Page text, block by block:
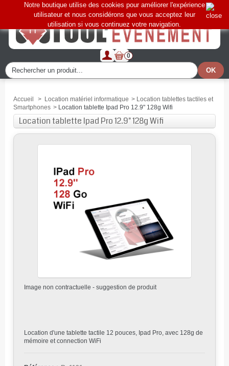
0
Notre boutique utilise des cookies pour améliorer l'expérience
utilisateur et nous considérons que vous acceptez leur
utilisation si vous continuez votre navigation.
Accueil > Location matériel informatique > Location tablettes tactiles et
Smartphones > Location tablette Ipad Pro 12.9" 128g Wifi
Location tablette Ipad Pro 12.9" 128g Wifi
Image non contractuelle - suggestion de produit
Location d'une tablette tactile 12 pouces, Ipad Pro, avec 128g de
mémoire et connection WiFi